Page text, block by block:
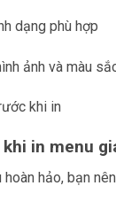
dạng phù hợp
ảnh và màu
khi in
in menu
hảo, bạn